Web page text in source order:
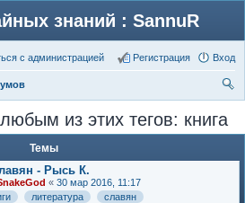
знаний : SannuR
с администрацией Вход
Регистрация
ск
из этих тегов: книга
Темы
- Рысь К.
« 30 мар 2016, 11:17
литература славян